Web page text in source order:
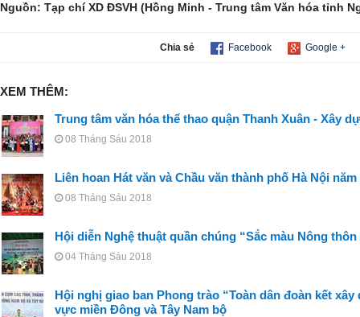
Nguồn: Tạp chí XD ĐSVH (Hồng Minh - Trung tâm Văn hóa tỉnh
Chia sẻ Facebook Google +
XEM THÊM:
Trung tâm văn hóa thể thao quận Thanh Xuân - Xây
08 Tháng Sáu 2018
Liên hoan Hát văn và Chầu văn thành phố Hà Nội năm
08 Tháng Sáu 2018
Hội diễn Nghệ thuật quần chúng “Sắc màu Nông
04 Tháng Sáu 2018
Hội nghị giao ban Phong trào “Toàn dân đoàn kết
vực miền Đông và Tây Nam bộ